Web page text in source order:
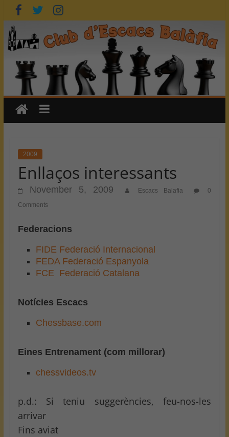
Skip
to
content
2009
Enllaços interessants
November 5, 2009 Escacs Balafia
0
Comments
Federacions
FIDE Federació Internacional
FEDA Federació Espanyola
FCE Federació Catalana
Notícies Escacs
Chessbase.com
Eines Entrenament (com millorar)
chessvideos.tv
p.d.: Si teniu suggerències, feu-nos-les
arrivar
Fins aviat